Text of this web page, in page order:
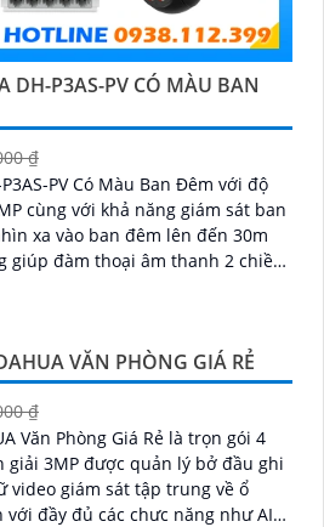
DH-P3AS-PV CÓ MÀU BAN
₫
PV Có Màu Ban Đêm với độ
cùng với khả năng giám sát ban
xa vào ban đêm lên đến 30m
giúp đàm thoại âm thanh 2 chiều
VĂN PHÒNG GIÁ RẺ
₫
Văn Phòng Giá Rẻ là trọn gói 4
giải 3MP được quản lý bở đầu ghi
video giám sát tập trung về ổ
đầy đủ các chưc năng như AI